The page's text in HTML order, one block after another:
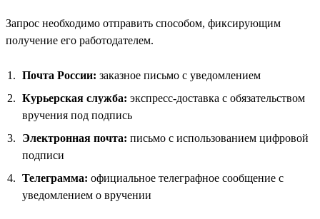
Запрос необходимо отправить способом, фиксирующим
получение его работодателем.
Почта России: заказное письмо с уведомлением
Курьерская служба: экспресс-доставка с обязательством
вручения под подпись
Электронная почта: письмо с использованием цифровой
подписи
Телеграмма: официальное телеграфное сообщение с
уведомлением о вручении